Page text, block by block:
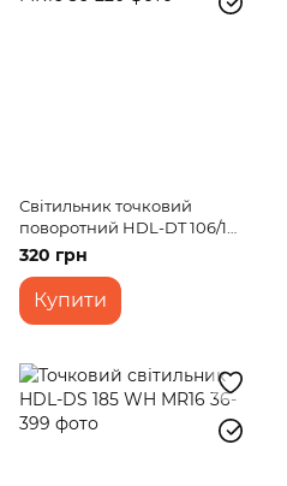
Світильник точковий
поворотний HDL-DT 106/1
MR16
320 грн
Купити